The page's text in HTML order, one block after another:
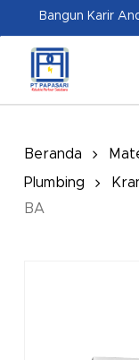
content
Bangun Karir
Beranda
Plumbing
BA